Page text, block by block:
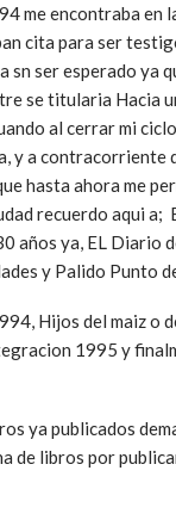
me encontraba en
cita para ser
sn ser esperado ya
se titularia Hacia
al cerrar mi
y a contracorriente
hasta ahora me
recuerdo aqui a;
años ya, EL Diario
y Palido Punto
Hijos del maiz o
1995 y
ya publicados
de libros por